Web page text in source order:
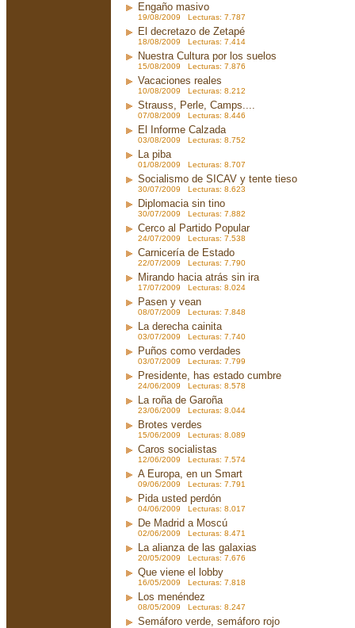
Engaño masivo
19/08/2009 Lecturas: 7.787
El decretazo de Zetapé
18/08/2009 Lecturas: 7.414
Nuestra Cultura por los suelos
15/08/2009 Lecturas: 7.876
Vacaciones reales
10/08/2009 Lecturas: 8.212
Strauss, Perle, Camps....
07/08/2009 Lecturas: 8.446
El Informe Calzada
03/08/2009 Lecturas: 8.752
La piba
01/08/2009 Lecturas: 8.707
Socialismo de SICAV y tente tieso
30/07/2009 Lecturas: 8.623
Diplomacia sin tino
30/07/2009 Lecturas: 7.882
Cerco al Partido Popular
24/07/2009 Lecturas: 7.538
Carnicería de Estado
22/07/2009 Lecturas: 7.790
Mirando hacia atrás sin ira
17/07/2009 Lecturas: 8.024
Pasen y vean
08/07/2009 Lecturas: 7.848
La derecha cainita
03/07/2009 Lecturas: 7.740
Puños como verdades
03/07/2009 Lecturas: 7.799
Presidente, has estado cumbre
24/06/2009 Lecturas: 8.578
La roña de Garoña
23/06/2009 Lecturas: 8.044
Brotes verdes
15/06/2009 Lecturas: 8.089
Caros socialistas
12/06/2009 Lecturas: 7.574
A Europa, en un Smart
09/06/2009 Lecturas: 7.791
Pida usted perdón
04/06/2009 Lecturas: 8.017
De Madrid a Moscú
02/06/2009 Lecturas: 8.471
La alianza de las galaxias
20/05/2009 Lecturas: 7.676
Que viene el lobby
16/05/2009 Lecturas: 7.818
Los menéndez
08/05/2009 Lecturas: 8.247
Semáforo verde, semáforo rojo